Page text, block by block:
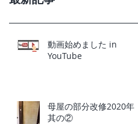
動画始めました in
YouTube
母屋の部分改修2020年
其の②